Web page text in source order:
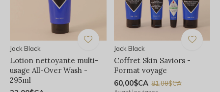
Jack Black
Lotion nettoyante multi-
usage All-Over Wash -
295ml
Jack Black
Coffret Skin Saviors -
Format voyage
60,00$CA 81,00$CA